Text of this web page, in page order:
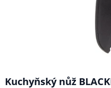
Kuchyňský nůž